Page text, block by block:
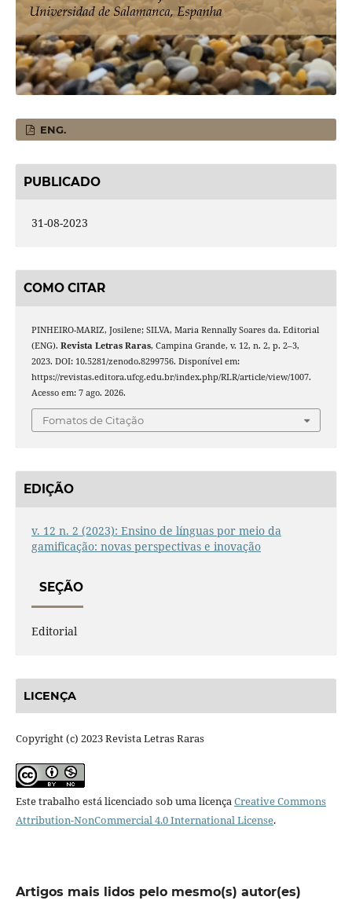
ENG.
PUBLICADO
31-08-2023
COMO CITAR
PINHEIRO-MARIZ, Josilene; SILVA, Maria Rennally Soares da. Editorial
(ENG). Revista Letras Raras, Campina Grande, v. 12, n. 2, p. 2–3,
2023. DOI: 10.5281/zenodo.8299756. Disponível em:
https://revistas.editora.ufcg.edu.br/index.php/RLR/article/view/1007.
Acesso em: 7 ago. 2026.
Fomatos de Citação
EDIÇÃO
v. 12 n. 2 (2023): Ensino de línguas por meio da
gamificação: novas perspectivas e inovação
SEÇÃO
Editorial
LICENÇA
Copyright (c) 2023 Revista Letras Raras
Este trabalho está licenciado sob uma licençaCreative Commons
Attribution-NonCommercial 4.0 International License.
Artigos mais lidos pelo mesmo(s) autor(es)